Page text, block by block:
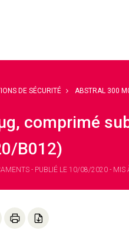
DE SÉCURITÉ ABSTRAL 300
comprimé
B012)
- PUBLIÉ LE 10/08/2020 -